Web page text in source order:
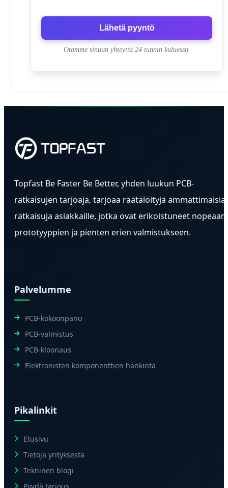
Lähetä pyyntö
Otamme sinuun yhteyttä 24 tunnin kuluessa.
Topfast Be Faster Be Better, yhden luukun PCB-
ratkaisujen tarjoaja, tarjoaa räätälöityjä ammattimaisia
ratkaisuja asiakkaille, jotka ovat erikoistuneet nopeaan
prototyyppien ja pienten erien valmistukseen.
Palvelumme
PCB-kokoonpano
PCB-valmistus
PCB-kloonaus
Elektronisten komponenttien hankinta
Pikalinkit
Etusivu
Tietoja yrityksestä
Tekninen blogi
Pyydä tarjous